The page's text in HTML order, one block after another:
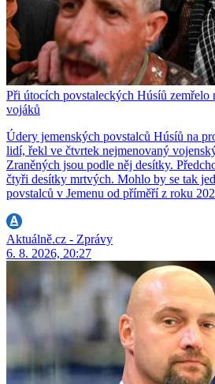
Při útocích povstaleckých Húsíů zemřelo
vojáků
Údery jemenských povstalců Húsíů na
lidí, řekl ve čtvrtek nejmenovaný
Zraněných jsou podle něj desítky.
čtyři desítky mrtvých. Mohlo by se tak
povstalců v Jemenu od příměří z roku
Aktuálně.cz - Zprávy
6. 8. 2026, 20:27